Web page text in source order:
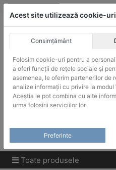
Skip
ACHIZITII PUBLICE
Produsele pot fi
Products
Toate produsele
Acest site utilizează cookie-uri
Consimțământ
Folosim cookie-uri pentru a
a oferi funcții de rețele sociale și
asemenea, le oferim partenerilor de
analize informații cu privire la
Aceștia le pot combina cu alte
urma folosirii serviciilor lor.
Preferinte